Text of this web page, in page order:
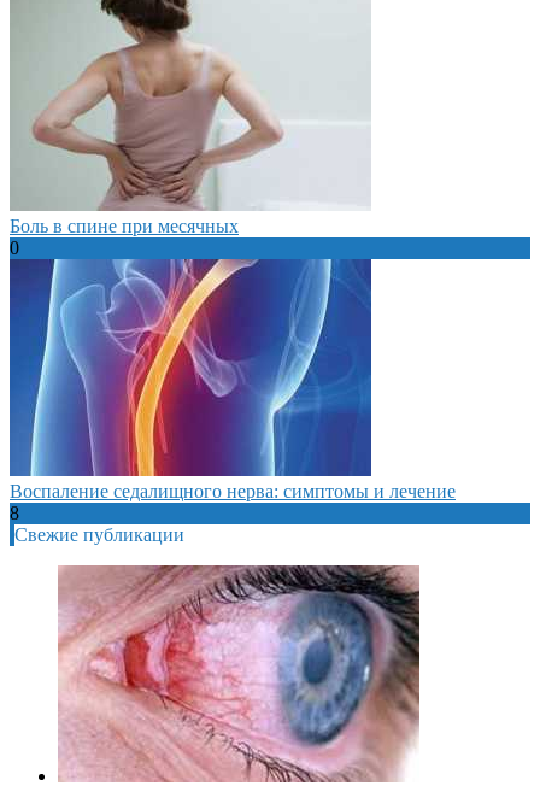
Боль в спине при месячных
0
Воспаление седалищного нерва: симптомы и лечение
8
Свежие публикации